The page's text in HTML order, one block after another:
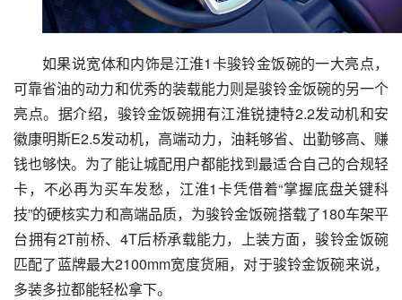
如果说宽体和内饰是江淮1卡骏铃金饭碗的一大亮点，
可靠省油的动力和优秀的装载能力则是骏铃金饭碗的另一个
亮点。据介绍，骏铃金饭碗拥有江淮锐捷特2.2发动机和安
徽康明斯E2.5发动机，高端动力，油耗够省、出勤够高、赚
钱也够快。为了能让城配用户都能找到最适合自己的合规轻
卡，不必再为买车发愁，江淮1卡凭借着“掌握底盘关键科
技”的硬核实力和高端品质，为骏铃金饭碗搭载了180车架平
台拥有2T前桥、4T后桥承载能力，上装方面，骏铃金饭碗
匹配了蓝牌最大2100mm宽度货厢，对于骏铃金饭碗来说，
多装多拉都能轻松拿下。